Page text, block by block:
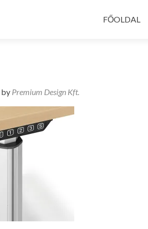
to
FŐOLDAL
by Premium Design Kft.